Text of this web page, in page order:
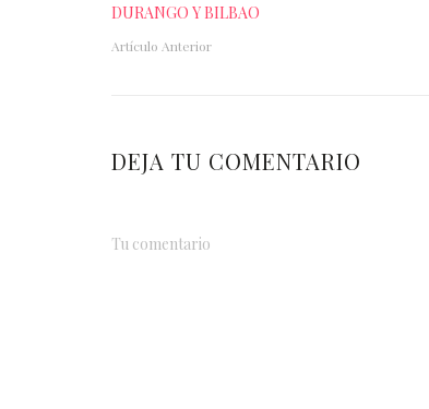
DURANGO Y BILBAO
Artículo Anterior
DEJA TU COMENTARIO